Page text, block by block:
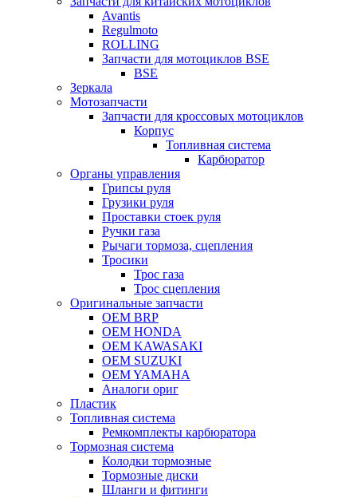
Avantis
Regulmoto
ROLLING
Запчасти для мотоциклов BSE
BSE
Зеркала
Мотозапчасти
Запчасти для кроссовых мотоциклов
Корпус
Топливная система
Карбюратор
Органы управления
Грипсы руля
Грузики руля
Проставки стоек руля
Ручки газа
Рычаги тормоза, сцепления
Тросики
Трос газа
Трос сцепления
Оригинальные запчасти
OEM BRP
OEM HONDA
OEM KAWASAKI
OEM SUZUKI
OEM YAMAHA
Аналоги ориг
Пластик
Топливная система
Ремкомплекты карбюратора
Тормозная система
Колодки тормозные
Тормозные диски
Шланги и фитинги